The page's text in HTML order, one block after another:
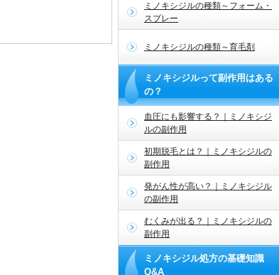
ミノキシジルの種類～フォーム・
スプレー
ミノキシジルの種類～育毛剤
ミノキシジルって副作用はある
の？
血圧にも影響する？｜ミノキシジ
ルの副作用
初期脱毛とは？｜ミノキシジルの
副作用
発がん性が高い？｜ミノキシジル
の副作用
むくみが出る？｜ミノキシジルの
副作用
ミノキシジル処方の基礎知識
Q&A